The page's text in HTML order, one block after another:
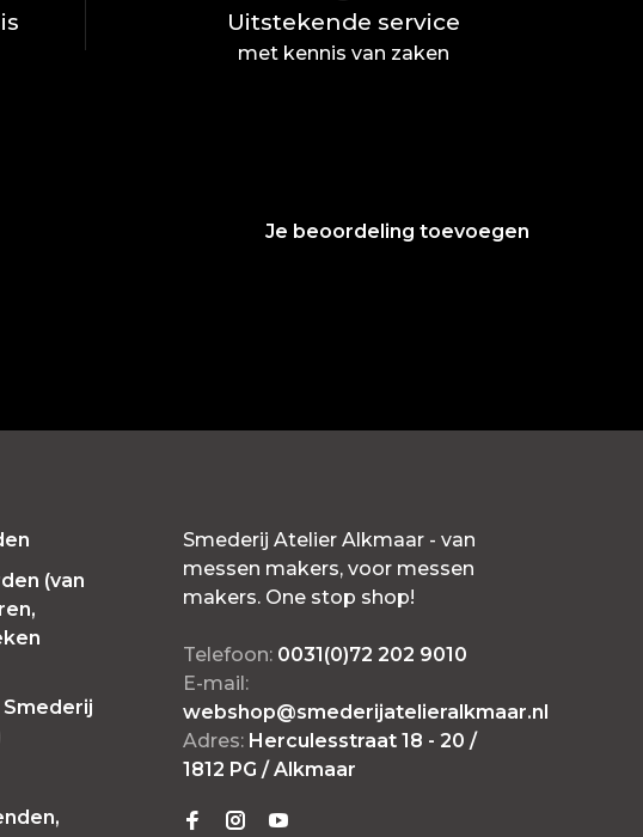
Uitstekende service
met kennis van zaken
Je beoordeling toevoegen
(van
Smederij Atelier Alkmaar - van
messen makers, voor messen
makers. One stop shop!
Telefoon: 0031(0)72 202 9010
E-mail:
webshop@smederijatelieralkmaar.nl
Adres: Herculesstraat 18 - 20 /
1812 PG / Alkmaar